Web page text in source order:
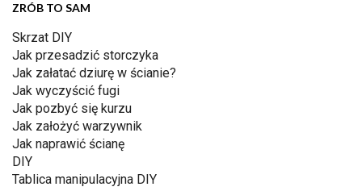
ZRÓB TO SAM
Skrzat DIY
Jak przesadzić storczyka
Jak załatać dziurę w ścianie?
Jak wyczyścić fugi
Jak pozbyć się kurzu
Jak założyć warzywnik
Jak naprawić ścianę
DIY
Tablica manipulacyjna DIY